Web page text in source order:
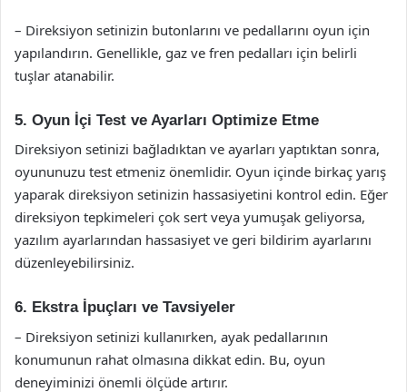
– Direksiyon setinizin butonlarını ve pedallarını oyun için
yapılandırın. Genellikle, gaz ve fren pedalları için belirli
tuşlar atanabilir.
5. Oyun İçi Test ve Ayarları Optimize Etme
Direksiyon setinizi bağladıktan ve ayarları yaptıktan sonra,
oyununuzu test etmeniz önemlidir. Oyun içinde birkaç yarış
yaparak direksiyon setinizin hassasiyetini kontrol edin. Eğer
direksiyon tepkimeleri çok sert veya yumuşak geliyorsa,
yazılım ayarlarından hassasiyet ve geri bildirim ayarlarını
düzenleyebilirsiniz.
6. Ekstra İpuçları ve Tavsiyeler
– Direksiyon setinizi kullanırken, ayak pedallarının
konumunun rahat olmasına dikkat edin. Bu, oyun
deneyiminizi önemli ölçüde artırır.